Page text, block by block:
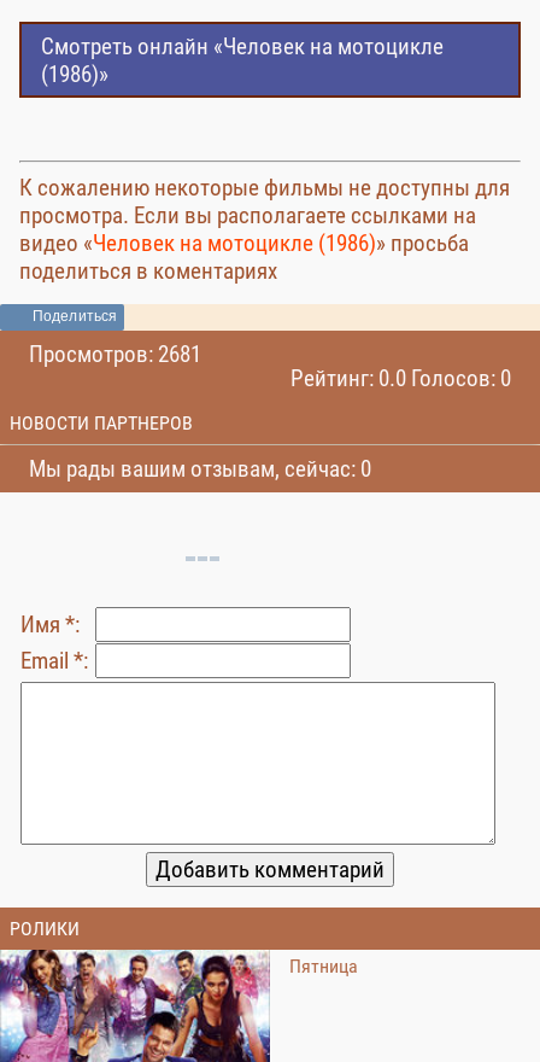
Смотреть онлайн «Человек на мотоцикле
(1986)»
К сожалению некоторые фильмы не доступны для
просмотра. Если вы располагаете ссылками на
видео «Человек на мотоцикле (1986)» просьба
поделиться в коментариях
Поделиться
Просмотров: 2681
Рейтинг: 0.0 Голосов: 0
НОВОСТИ ПАРТНЕРОВ
Мы рады вашим отзывам, сейчас: 0
Имя *:
Email *:
РОЛИКИ
Пятница